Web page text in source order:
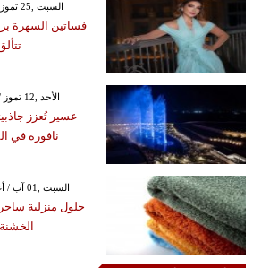
GMT 09:39 2026 السبت ,25 تموز / يوليو
فساتين السهرة
GMT 16:13 2026 الأحد ,12 تموز / يوليو
عسير تُعزز
نافورة في
GMT 12:35 2026 السبت ,01 آب / أغسطس
حلول منزلية